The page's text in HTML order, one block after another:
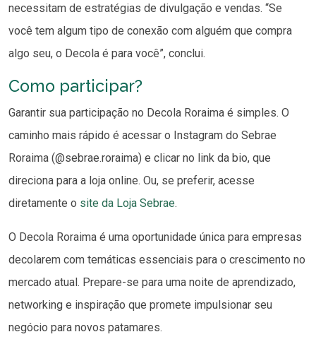
necessitam de estratégias de divulgação e vendas. “Se
você tem algum tipo de conexão com alguém que compra
algo seu, o Decola é para você”, conclui.
Como participar?
Garantir sua participação no Decola Roraima é simples. O
caminho mais rápido é acessar o Instagram do Sebrae
Roraima (@sebrae.roraima) e clicar no link da bio, que
direciona para a loja online. Ou, se preferir, acesse
diretamente o site da Loja Sebrae.
O Decola Roraima é uma oportunidade única para empresas
decolarem com temáticas essenciais para o crescimento no
mercado atual. Prepare-se para uma noite de aprendizado,
networking e inspiração que promete impulsionar seu
negócio para novos patamares.